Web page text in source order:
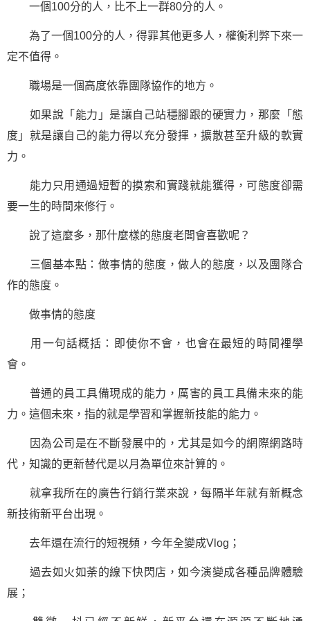
一個100分的人，比不上一群80分的人。
為了一個100分的人，得罪其他更多人，權衡利弊下來一
定不值得。
職場是一個高度依靠團隊協作的地方。
如果說「能力」是讓自己站穩腳跟的硬實力，那麼「態
度」就是讓自己的能力得以充分發揮，擴散甚至升級的軟實
力。
能力只用通過短暫的摸索和實踐就能獲得，可態度卻需
要一生的時間來修行。
說了這麼多，那什麼樣的態度老闆會喜歡呢？
三個基本點：做事情的態度，做人的態度，以及團隊合
作的態度。
做事情的態度
用 一句話概括：即使你不會，也會在最短的時間裡學
會。
普通的員工具備現成的能力，厲害的員工具備未來的能
力。這個未來，指的就是學習和掌握新技能的能力。
因為公司是在不斷發展中的，尤其是如今的網際網路時
代，知識的更新替代是以月為單位來計算的。
就拿我所在的廣告行銷行業來說，每隔半年就有新概念
新技術新平台出現。
去年還在流行的短視頻，今年全變成Vlog；
過去如火如荼的線下快閃店，如今演變成各種品牌體驗
展；